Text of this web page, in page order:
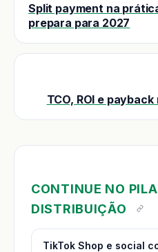
Split payment na
prepara para 2027
TCO, ROI e
CONTINUE NO
DISTRIBUIÇÃO
TikTok Shop e social